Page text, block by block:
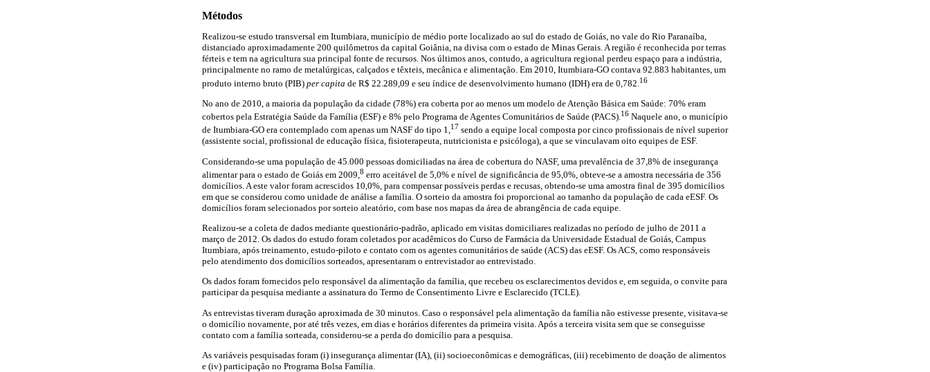
Métodos
Realizou-se estudo transversal em Itumbiara, município de médio porte localizado ao sul do estado de Goiás, no vale do Rio Paranaíba,
distanciado aproximadamente 200 quilômetros da capital Goiânia, na divisa com o estado de Minas Gerais. A região é reconhecida por terras
férteis e tem na agricultura sua principal fonte de recursos. Nos últimos anos, contudo, a agricultura regional perdeu espaço para a indústria,
principalmente no ramo de metalúrgicas, calçados e têxteis, mecânica e alimentação. Em 2010, Itumbiara-GO contava 92.883 habitantes, um
produto interno bruto (PIB) per capita de R$ 22.289,09 e seu índice de desenvolvimento humano (IDH) era de 0,782. 16
No ano de 2010, a maioria da população da cidade (78%) era coberta por ao menos um modelo de Atenção Básica em Saúde: 70% eram
cobertos pela Estratégia Saúde da Família (ESF) e 8% pelo Programa de Agentes Comunitários de Saúde (PACS).16 Naquele ano, o município
de Itumbiara-GO era contemplado com apenas um NASF do tipo 1,17 sendo a equipe local composta por cinco profissionais de nível superior
(assistente social, profissional de educação física, fisioterapeuta, nutricionista e psicóloga), a que se vinculavam oito equipes de ESF.
Considerando-se uma população de 45.000 pessoas domiciliadas na área de cobertura do NASF, uma prevalência de 37,8% de insegurança
alimentar para o estado de Goiás em 2009, 8 erro aceitável de 5,0% e nível de significância de 95,0%, obteve-se a amostra necessária de 356
domicílios. A este valor foram acrescidos 10,0%, para compensar possíveis perdas e recusas, obtendo-se uma amostra final de 395 domicílios
em que se considerou como unidade de análise a família. O sorteio da amostra foi proporcional ao tamanho da população de cada eESF. Os
domicílios foram selecionados por sorteio aleatório, com base nos mapas da área de abrangência de cada equipe.
Realizou-se a coleta de dados mediante questionário-padrão, aplicado em visitas domiciliares realizadas no período de julho de 2011 a
março de 2012. Os dados do estudo foram coletados por acadêmicos do Curso de Farmácia da Universidade Estadual de Goiás, Campus
Itumbiara, após treinamento, estudo-piloto e contato com os agentes comunitários de saúde (ACS) das eESF. Os ACS, como responsáveis
pelo atendimento dos domicílios sorteados, apresentaram o entrevistador ao entrevistado.
Os dados foram fornecidos pelo responsável da alimentação da família, que recebeu os esclarecimentos devidos e, em seguida, o convite para
participar da pesquisa mediante a assinatura do Termo de Consentimento Livre e Esclarecido (TCLE).
As entrevistas tiveram duração aproximada de 30 minutos. Caso o responsável pela alimentação da família não estivesse presente, visitava-se
o domicílio novamente, por até três vezes, em dias e horários diferentes da primeira visita. Após a terceira visita sem que se conseguisse
contato com a família sorteada, considerou-se a perda do domicílio para a pesquisa.
As variáveis pesquisadas foram (i) insegurança alimentar (IA), (ii) socioeconômicas e demográficas, (iii) recebimento de doação de alimentos
e (iv) participação no Programa Bolsa Família.